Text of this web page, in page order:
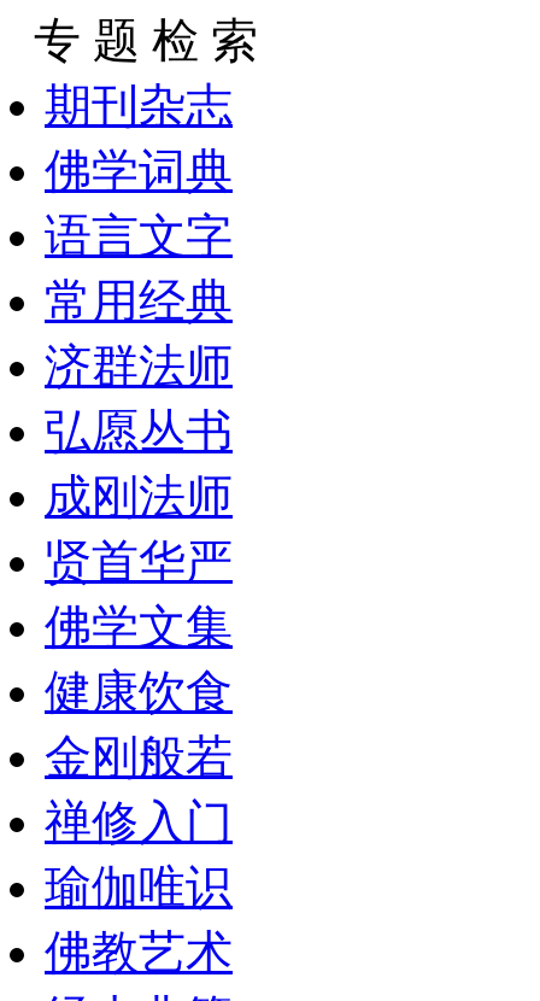
专 题 检 索
期刊杂志
佛学词典
语言文字
常用经典
济群法师
弘愿丛书
成刚法师
贤首华严
佛学文集
健康饮食
金刚般若
禅修入门
瑜伽唯识
佛教艺术